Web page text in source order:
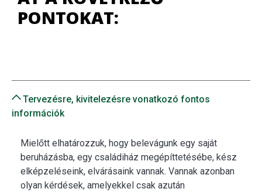
PONTOKAT:
Tervezésre, kivitelezésre vonatkozó fontos
információk
Mielőtt elhatározzuk, hogy belevágunk egy saját
beruházásba, egy családiház megépíttetésébe, kész
elképzeléseink, elvárásaink vannak. Vannak azonban
olyan kérdések, amelyekkel csak azután